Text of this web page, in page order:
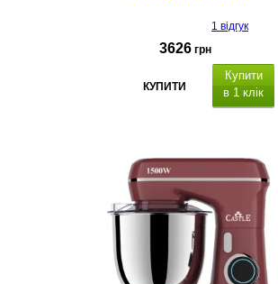
1 відгук
3626 грн
КУПИТИ
Купити
в 1 клік